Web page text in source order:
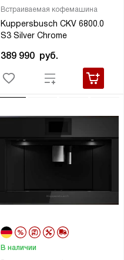
Встраиваемая кофемашина
Kuppersbusch CKV 6800.0
S3 Silver Chrome
389 990 руб.
В наличии